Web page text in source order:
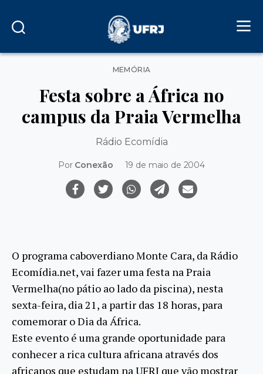
Categorias
MEMÓRIA
Festa sobre a África no
campus da Praia Vermelha
Rádio Ecomídia
Por Conexão 19 de maio de 2004
O programa caboverdiano Monte Cara, da Rádio
Ecomídia.net, vai fazer uma festa na Praia
Vermelha(no pátio ao lado da piscina), nesta
sexta-feira, dia 21, a partir das 18 horas, para
comemorar o Dia da África.
Este evento é uma grande oportunidade para
conhecer a rica cultura africana através dos
africanos que estudam na UFRJ que vão mostrar